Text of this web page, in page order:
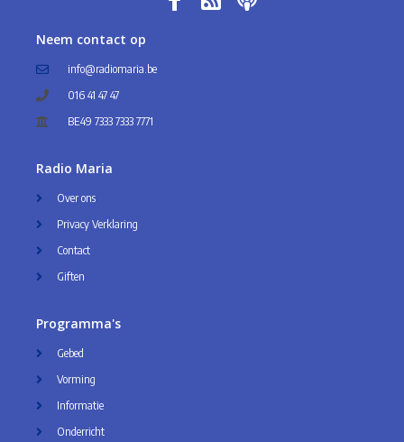
Neem contact op
info@radiomaria.be
016 41 47 47
BE49 7333 7333 7771
Radio Maria
Over ons
Privacy Verklaring
Contact
Giften
Programma's
Gebed
Vorming
Informatie
Onderricht